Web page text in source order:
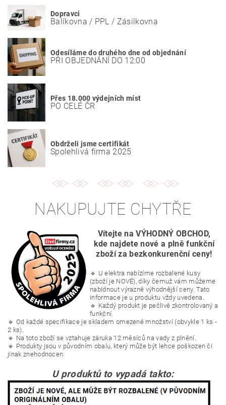
Dopravci
Balíkovna / PPL / Zásilkovna
Odesíláme do druhého dne od objednání
PŘI OBJEDNÁNÍ DO 12:00
Přes 18.000 výdejních míst
PO CELÉ ČR
Obdrželi jsme certifikát
Spolehlivá firma 2025
NAKUPUJTE CHYTŘE
Vítejte na VÝHODNÝ OBCHOD,
kde najdete nové a plně funkční
zboží za bezkonkurenční ceny!
🔹 U elektra nabízíme rozbalené kusy
(zboží je NOVÉ), díky čemuž vám můžeme
nabídnout výrazně výhodnější ceny. Tato
informace je u produktu vždy uvedena.
🔹 Každý produkt je pečlivě zkontrolovaný a
funkční.
🔹 Od každé specifikace je skladem omezené množství (obvykle 1 ks -
2 ks).
🔹 Na toto zboží se vztahuje záruka 12 měsíců na vady z plnění.
🔹 Produkty jsou v původním obalu, který může být lehce poškozen či
jinak znehodnocen.
U produktů to vypadá takto: